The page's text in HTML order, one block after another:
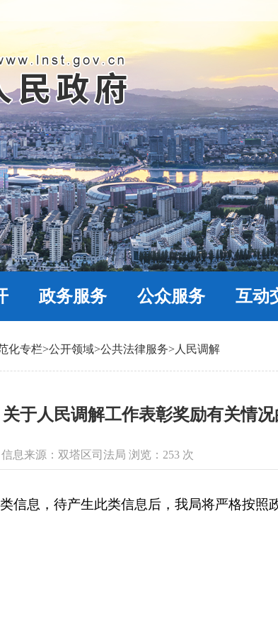
政务服务 公众服务 互动
化专栏>公开领域>公共法律服务> 人民调解
关于人民调解工作表彰奖励有关情况
息来源：双塔区司法局 浏览： 253 次
息，待产生此类信息后，我局将严格按照